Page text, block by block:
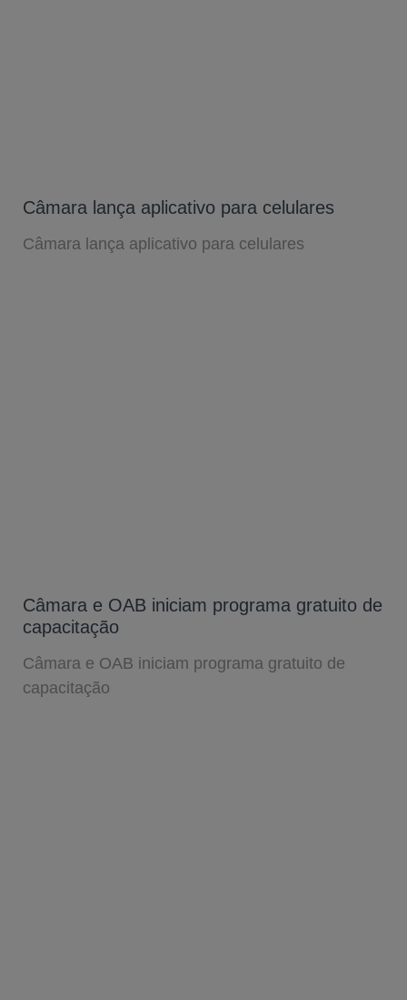
Câmara lança aplicativo para celulares
Câmara lança aplicativo para celulares
Câmara e OAB iniciam programa gratuito de
capacitação
Câmara e OAB iniciam programa gratuito de
capacitação